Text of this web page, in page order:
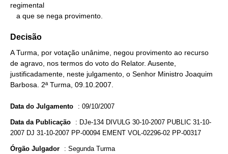
regimental
   a que se nega provimento.
Decisão
A Turma, por votação unânime, negou provimento ao recurso
de agravo, nos termos do voto do Relator. Ausente,
justificadamente, neste julgamento, o Senhor Ministro Joaquim
Barbosa. 2ª Turma, 09.10.2007.
Data do Julgamento : 09/10/2007
Data da Publicação : DJe-134 DIVULG 30-10-2007 PUBLIC 31-10-
2007 DJ 31-10-2007 PP-00094 EMENT VOL-02296-02 PP-00317
Órgão Julgador : Segunda Turma